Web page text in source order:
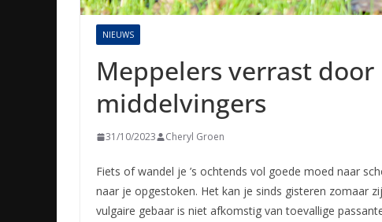
NIEUWS
Meppelers verrast
middelvingers
31/10/2023 Cheryl Groen
Fiets of wandel je ’s ochtends vol goede moed naar
naar je opgestoken. Het kan je sinds gisteren zomaar
vulgaire gebaar is niet afkomstig van toevallige